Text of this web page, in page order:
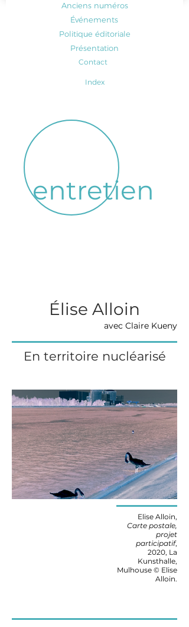
Anciens numéros
Événements
Politique éditoriale
Présentation
Contact
Index
entretien
Élise Alloin
avec Claire Kueny
En territoire nucléarisé
Elise Alloin,
Carte postale,
projet
participatif,
2020, La
Kunsthalle,
Mulhouse © Elise
Alloin.